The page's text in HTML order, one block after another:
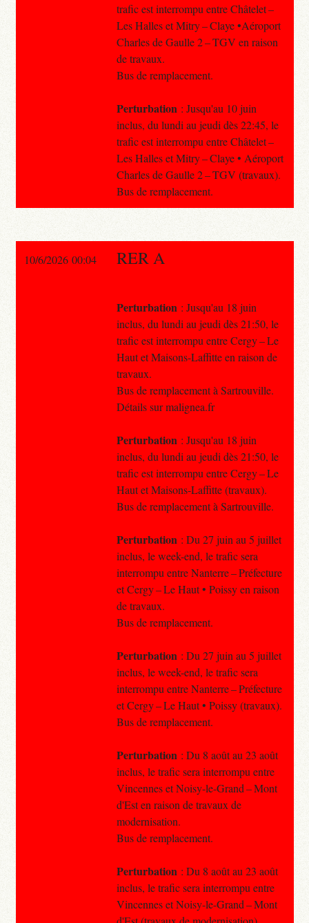
trafic est interrompu entre Châtelet –
Les Halles et Mitry – Claye •Aéroport
Charles de Gaulle 2 – TGV en raison
de travaux.
Bus de remplacement.
Perturbation : Jusqu'au 10 juin
inclus, du lundi au jeudi dès 22:45, le
trafic est interrompu entre Châtelet –
Les Halles et Mitry – Claye • Aéroport
Charles de Gaulle 2 – TGV (travaux).
Bus de remplacement.
10/6/2026 00:04 RER A
Perturbation : Jusqu'au 18 juin
inclus, du lundi au jeudi dès 21:50, le
trafic est interrompu entre Cergy – Le
Haut et Maisons-Laffitte en raison de
travaux.
Bus de remplacement à Sartrouville.
Détails sur malignea.fr
Perturbation : Jusqu'au 18 juin
inclus, du lundi au jeudi dès 21:50, le
trafic est interrompu entre Cergy – Le
Haut et Maisons-Laffitte (travaux).
Bus de remplacement à Sartrouville.
Perturbation : Du 27 juin au 5 juillet
inclus, le week-end, le trafic sera
interrompu entre Nanterre – Préfecture
et Cergy – Le Haut • Poissy en raison
de travaux.
Bus de remplacement.
Perturbation : Du 27 juin au 5 juillet
inclus, le week-end, le trafic sera
interrompu entre Nanterre – Préfecture
et Cergy – Le Haut • Poissy (travaux).
Bus de remplacement.
Perturbation : Du 8 août au 23 août
inclus, le trafic sera interrompu entre
Vincennes et Noisy-le-Grand – Mont
d'Est en raison de travaux de
modernisation.
Bus de remplacement.
Perturbation : Du 8 août au 23 août
inclus, le trafic sera interrompu entre
Vincennes et Noisy-le-Grand – Mont